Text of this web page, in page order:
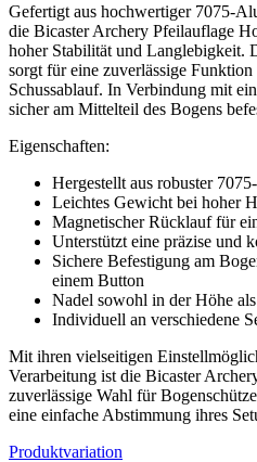
Gefertigt aus hochwertiger 7075-
die Bicaster Archery Pfeilauflage
hoher Stabilität und Langlebigkeit.
sorgt für eine zuverlässige
Schussablauf. In Verbindung mit
sicher am Mittelteil des Bogens
Eigenschaften:
Hergestellt aus robuster
Leichtes Gewicht bei hoher
Magnetischer Rücklauf für
Unterstützt eine präzise und
Sichere Befestigung am
einem Button
Nadel sowohl in der Höhe
Individuell an verschiedene
Mit ihren vielseitigen
Verarbeitung ist die Bicaster
zuverlässige Wahl für
eine einfache Abstimmung ihres
Produktvariation